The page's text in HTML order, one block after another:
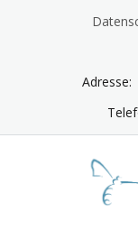
Adresse: